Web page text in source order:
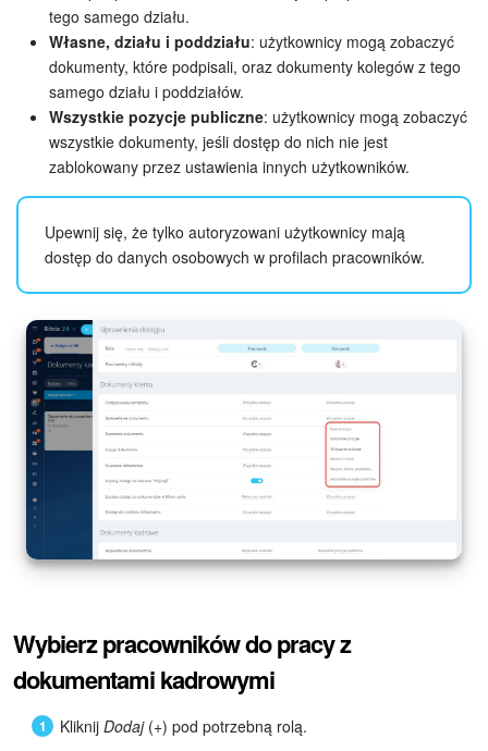
tego samego działu.
Własne, działu i poddziału: użytkownicy mogą zobaczyć
dokumenty, które podpisali, oraz dokumenty kolegów z tego
samego działu i poddziałów.
Wszystkie pozycje publiczne: użytkownicy mogą zobaczyć
wszystkie dokumenty, jeśli dostęp do nich nie jest
zablokowany przez ustawienia innych użytkowników.
Upewnij się, że tylko autoryzowani użytkownicy mają
dostęp do danych osobowych w profilach pracowników.
Wybierz pracowników do pracy z
dokumentami kadrowymi
Kliknij Dodaj(+) pod potrzebną rolą.